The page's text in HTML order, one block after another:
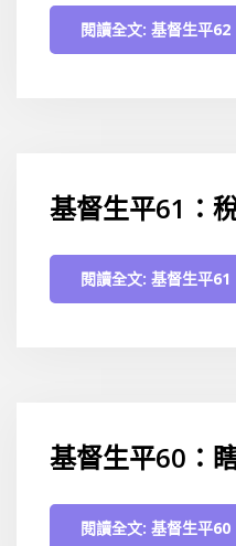
閱讀全文: 基督生平
基督生平61：
閱讀全文: 基督生平61
基督生平60：
閱讀全文: 基督生平60